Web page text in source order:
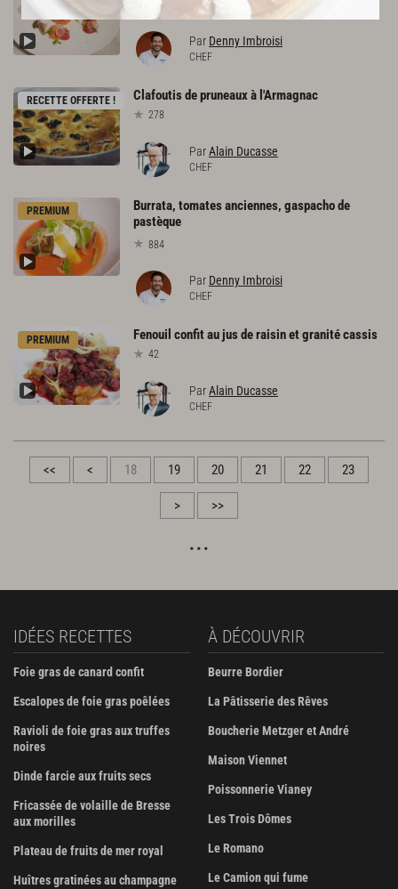
640
Par Denny Imbroisi
CHEF
RECETTE OFFERTE ! Clafoutisdepruneauxà l'Armagnac
278
ParAlain Ducasse
CHEF
PREMIUM
Burrata, tomates anciennes, gaspacho de
pastèque
884
Par Denny Imbroisi
CHEF
PREMIUM Fenouil confitaujusderaisinetgranitécassis
42
ParAlain Ducasse
CHEF
<< < 18 19 20 21 22 23
> >>
IDÉES RECETTES
Foie gras de canard confit
Escalopes de foie gras poêlées
Ravioli de foie gras aux truffes
noires
Dinde farcie aux fruits secs
Fricassée de volaille de Bresse
aux morilles
Plateau de fruits de mer royal
Huîtres gratinées au champagne
À DÉCOUVRIR
Beurre Bordier
La Pâtisserie des Rêves
Boucherie Metzger et André
Maison Viennet
Poissonnerie Vianey
Les Trois Dômes
Le Romano
Le Camion qui fume